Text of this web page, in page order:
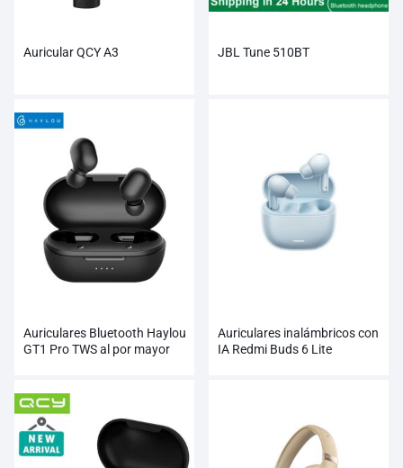
Auricular QCY A3 JBL Tune 510BT
Auriculares Bluetooth Haylou
GT1 Pro TWS al por mayor
Auriculares inalámbricos con
IA Redmi Buds 6 Lite